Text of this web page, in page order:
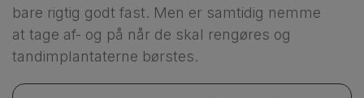
bare rigtig godt fast. Men er samtidig nemme
at tage af- og på når de skal rengøres og
tandimplantaterne børstes.